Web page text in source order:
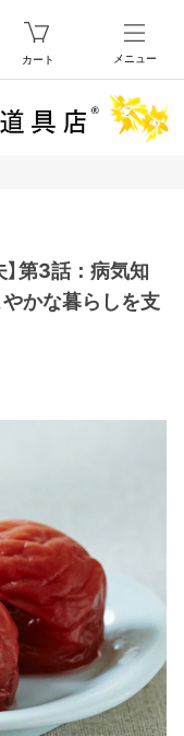
カート メニュー
】第3話：病気知
かな暮らしを支